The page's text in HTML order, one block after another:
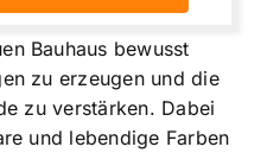
Bauhaus bewusst
zu erzeugen und die
zu verstärken. Dabei
und lebendige Farben